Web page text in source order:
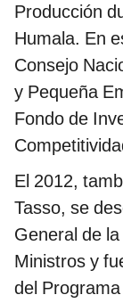
Producción
Humala. En
Consejo
y Pequeña
Fondo de
El 2012,
Tasso, se
General de
Ministros y
del